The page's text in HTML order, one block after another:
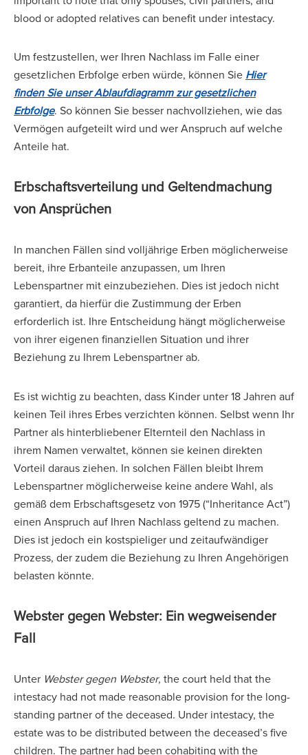
blood or adopted relatives can benefit under intestacy.
Um festzustellen, wer Ihren Nachlass im Falle einer
gesetzlichen Erbfolge erben würde, können Sie Hier
finden Sie unser Ablaufdiagramm zur gesetzlichen
Erbfolge. So können Sie besser nachvollziehen, wie das
Vermögen aufgeteilt wird und wer Anspruch auf welche
Anteile hat.
Erbschaftsverteilung und Geltendmachung
von Ansprüchen
In manchen Fällen sind volljährige Erben möglicherweise
bereit, ihre Erbanteile anzupassen, um Ihren
Lebenspartner mit einzubeziehen. Dies ist jedoch nicht
garantiert, da hierfür die Zustimmung der Erben
erforderlich ist. Ihre Entscheidung hängt möglicherweise
von ihrer eigenen finanziellen Situation und ihrer
Beziehung zu Ihrem Lebenspartner ab.
Es ist wichtig zu beachten, dass Kinder unter 18 Jahren auf
keinen Teil ihres Erbes verzichten können. Selbst wenn Ihr
Partner als hinterbliebener Elternteil den Nachlass in
ihrem Namen verwaltet, können sie keinen direkten
Vorteil daraus ziehen. In solchen Fällen bleibt Ihrem
Lebenspartner möglicherweise keine andere Wahl, als
gemäß dem Erbschaftsgesetz von 1975 (“Inheritance Act”)
einen Anspruch auf Ihren Nachlass geltend zu machen.
Dies ist jedoch ein kostspieliger und zeitaufwändiger
Prozess, der zudem die Beziehung zu Ihren Angehörigen
belasten könnte.
Webster gegen Webster: Ein wegweisender
Fall
Unter Webster gegen Webster, the court held that the
intestacy had not made reasonable provision for the long-
standing partner of the deceased. Under intestacy, the
estate was to be distributed between the deceased’s five
children. The partner had been cohabiting with the